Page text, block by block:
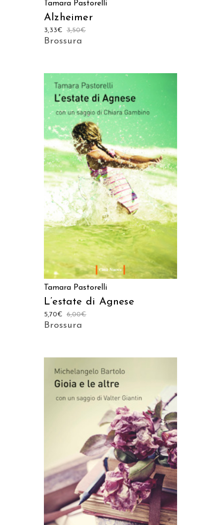
Tamara Pastorelli
Alzheimer
3,50€
3,33€
Brossura
AGGIUNGI AL CARRELLO
Tamara Pastorelli
L’estate di Agnese
6,00€
5,70€
Brossura
AGGIUNGI AL CARRELLO